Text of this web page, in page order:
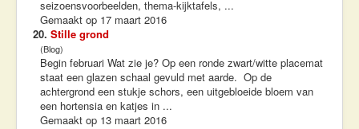
seizoensvoorbeelden, thema-kijktafels, ...
Gemaakt op 17 maart 2016
20. Stille grond
(Blog)
Begin februari Wat zie je? Op een ronde zwart/witte placemat
staat een glazen schaal gevuld met aarde. Op de
achtergrond een stukje schors, een uitgebloeide bloem van
een hortensia en katjes in ...
Gemaakt op 13 maart 2016